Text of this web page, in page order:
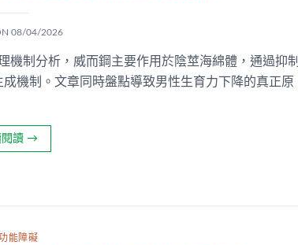
08/04/2026
制分析，威而鋼主要作用於陰莖海綿體，通過抑制
機制。文章同時盤點導致男性生育力下降的真正原
讀 →
能障礙